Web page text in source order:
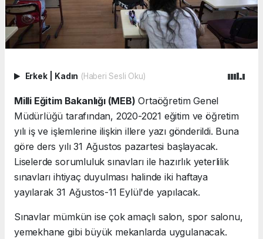
Erkek Kadın (Haberi Sesli Oku)
Milli Eğitim Bakanlığı (MEB) Ortaöğretim Genel
Müdürlüğü tarafından, 2020-2021 eğitim ve öğretim
yılı iş ve işlemlerine ilişkin illere yazı gönderildi. Buna
göre ders yılı 31 Ağustos pazartesi başlayacak.
Liselerde sorumluluk sınavları ile hazırlık yeterlilik
sınavları ihtiyaç duyulması halinde iki haftaya
yayılarak 31 Ağustos-11 Eylül'de yapılacak.
Sınavlar mümkün ise çok amaçlı salon, spor salonu,
yemekhane gibi büyük mekanlarda uygulanacak.